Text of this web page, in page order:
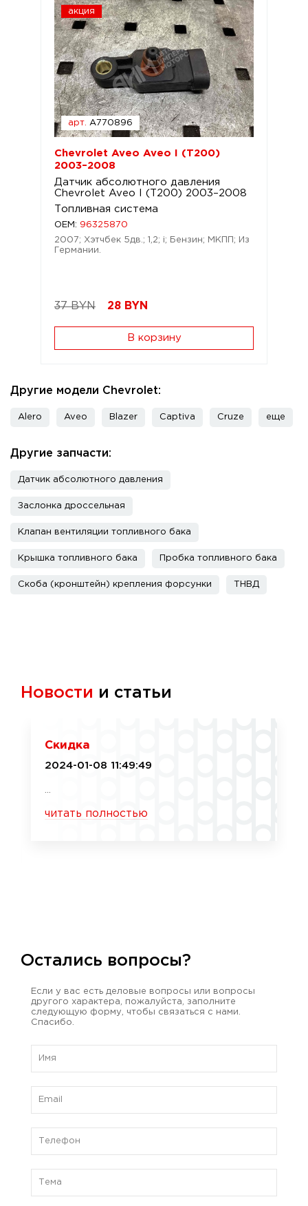
акция
арт. A770896
Chevrolet Aveo Aveo I (T200)
2003–2008
Датчик абсолютного давления
Chevrolet Aveo I (T200) 2003–2008
Топливная система
OEM: 96325870
2007; Хэтчбек 5дв.; 1,2; i; Бензин; МКПП; Из
Германии.
37 BYN 28 BYN
В корзину
Другие модели Chevrolet:
Alero Aveo Blazer Captiva Cruze еще
Другие запчасти:
Датчик абсолютного давления
Заслонка дроссельная
Клапан вентиляции топливного бака
Крышка топливного бака Пробка топливного бака
Скоба (кронштейн) крепления форсунки ТНВД
Новости и статьи
Скидка
2024-01-08 11:49:49
читать полностью
Остались вопросы?
Если у вас есть деловые вопросы или вопросы
другого характера, пожалуйста, заполните
следующую форму, чтобы связаться с нами.
Спасибо.